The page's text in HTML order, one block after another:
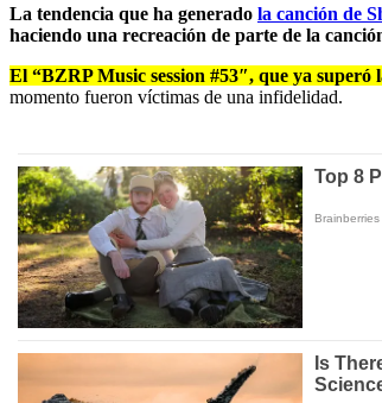
La tendencia que ha generado la canción de
haciendo una recreación de parte de la
El “BZRP Music session #53″, que ya superó
momento fueron víctimas de una infidelidad.